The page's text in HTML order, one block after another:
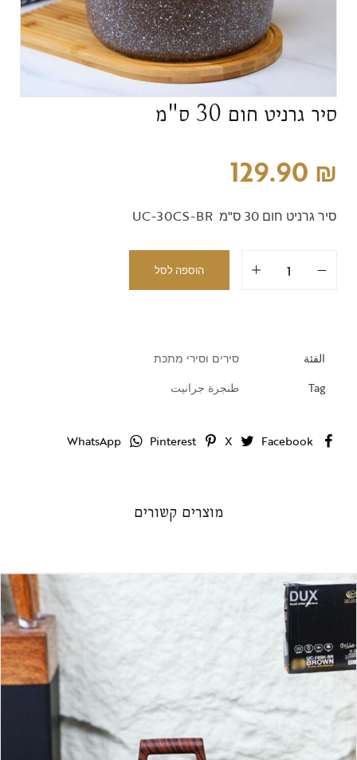
סיר גרניט חום 30 ס"מ
129.90 ₪
סיר גרניט חום 30 ס"מ UC-30CS-BR
הוספה לסל
الفئة
סירים וסירי מתכת
Tag
طنجرة جرانيت
Facebook
X
Pinterest
WhatsApp
מוצרים קשורים